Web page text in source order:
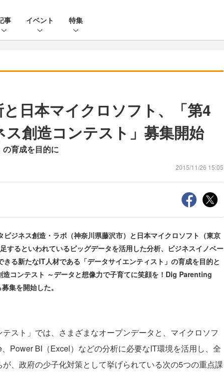
事 イベント 特集
日本マイクロソフト、「第4
ス創造コンテスト」募集開始
の育成を目的に
2015/11/26 15:05
ジネス創造・ラボ（神奈川県藤沢市）と日本マイクロソフト（東京
するといわれているビッグデータを活用した分析、ビジネスイノベー
る新たなIT人材である「データサイエンティスト」の育成を目的と
造コンテスト ～データと想像力で子育てに笑顔を！Dig Parenting
集を開始した。
スト」では、さまざまなオープンデータと、マイクロソフ
、Power BI（Excel）などの分析に必要なIT環境を活用し、全
、政府の少子化対策として挙げられている次の5つの重点課